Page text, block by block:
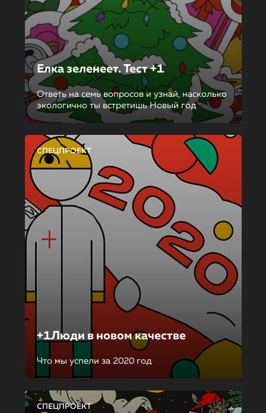
Елка зеленеет. Тест +1
Ответь на семь вопросов и узнай, насколько
экологично ты встретишь Новый год
СПЕЦПРОЕКТ
+1Люди в новом качестве
Что мы успели за 2020 год
СПЕЦПРОЕКТ